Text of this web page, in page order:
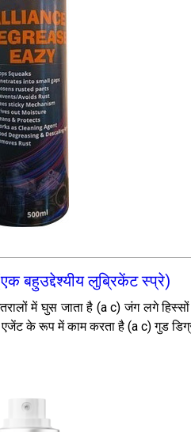
बहुउद्देश्यीय लुब्रिकेंट स्प्रे)
में घुस जाता है (a c) जंग लगे
के रूप में काम करता है (a c) गुड